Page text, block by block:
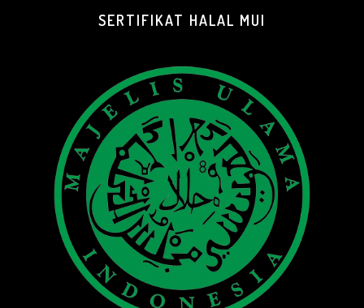
SERTIFIKAT HALAL MUI